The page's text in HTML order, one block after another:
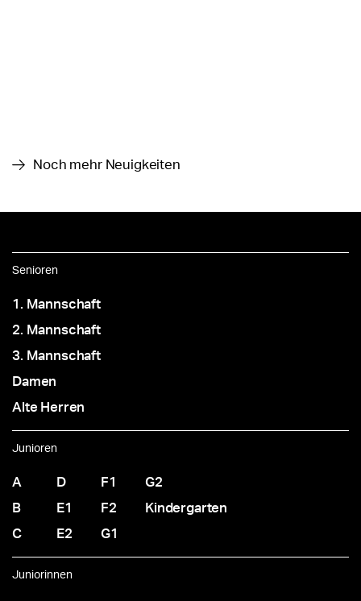
Noch mehr Neuigkeiten
Senioren
1. Mannschaft
2. Mannschaft
3. Mannschaft
Damen
Alte Herren
Junioren
A
B
C
D
E1
E2
F1
F2
G1
G2
Kindergarten
Juniorinnen